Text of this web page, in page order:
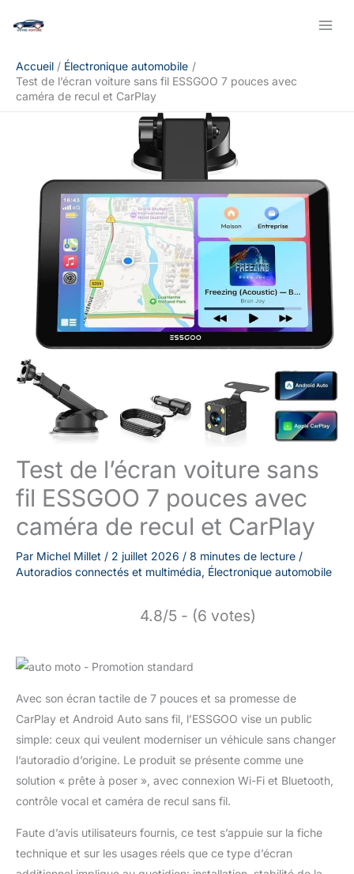
Accueil
Électronique automobile
Test de l’écran voiture sans fil ESSGOO 7 pouces avec
caméra de recul et CarPlay
Test de l’écran voiture sans
fil ESSGOO 7 pouces avec
caméra de recul et CarPlay
Par Michel Millet / 2 juillet 2026 / 8 minutes de lecture /
Autoradios connectés et multimédia, Électronique automobile
4.8/5 - (6 votes)
Avec son écran tactile de 7 pouces et sa promesse de
CarPlay et Android Auto sans fil, l’ESSGOO vise un public
simple: ceux qui veulent moderniser un véhicule sans changer
l’autoradio d’origine. Le produit se présente comme une
solution « prête à poser », avec connexion Wi-Fi et Bluetooth,
contrôle vocal et caméra de recul sans fil.
Faute d’avis utilisateurs fournis, ce test s’appuie sur la fiche
technique et sur les usages réels que ce type d’écran